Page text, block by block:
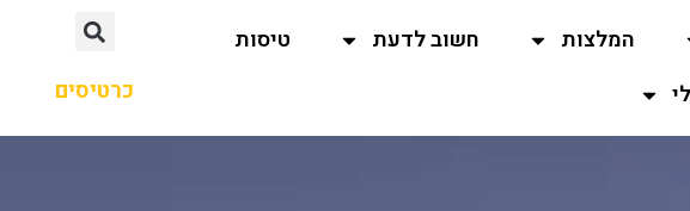
המלצות חשוב לדעת
טיסות
כרטיסים